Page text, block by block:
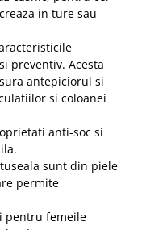
in ture sau
preventiv. Acesta
antepiciorul si
si coloanei
anti-soc si
sunt din piele
permite
pentru femeile